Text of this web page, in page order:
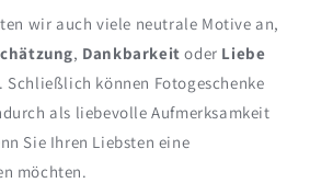
wir auch viele neutrale Motive an,
, Dankbarkeit oder Liebe
Schließlich können Fotogeschenke
als liebevolle Aufmerksamkeit
Sie Ihren Liebsten eine
möchten.